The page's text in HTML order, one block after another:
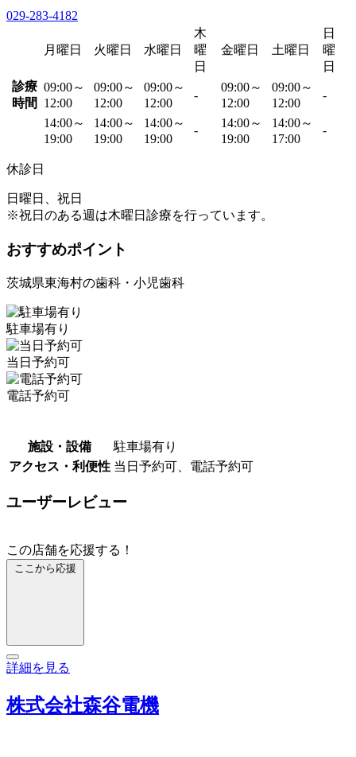
029-283-4182
月曜日 火曜日 水曜日
木
曜
日
金曜日 土曜日
日
曜
日
診療
時間
09:00～
12:00
09:00～
12:00
09:00～
12:00
-
09:00～
12:00
09:00～
12:00
-
14:00～
19:00
14:00～
19:00
14:00～
19:00
-
14:00～
19:00
14:00～
17:00
-
休診日
日曜日、祝日
※祝日のある週は木曜日診療を行っています。
おすすめポイント
茨城県東海村の歯科・小児歯科
駐車場有り
当日予約可
電話予約可
施設・設備
駐車場有り
アクセス・利便性 当日予約可、電話予約可
ユーザーレビュー
この店舗を応援する！
ここから応援
詳細を見る
株式会社森谷電機